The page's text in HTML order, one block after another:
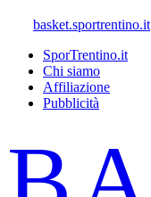
basket.sportrentino.it
SporTrentino.it
Chi siamo
Affiliazione
Pubblicità